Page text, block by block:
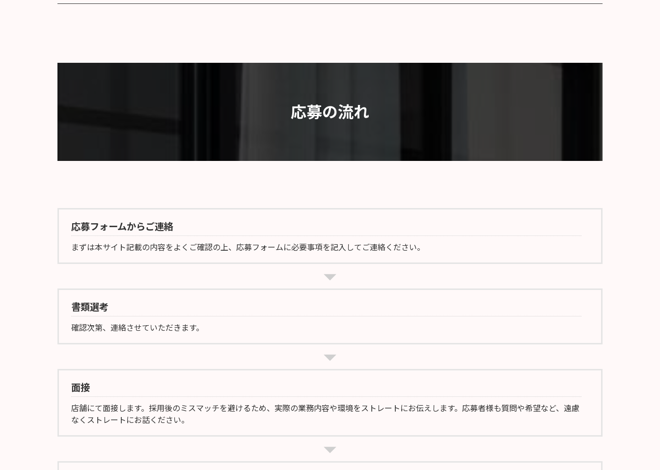
応募の流れ
応募フォームからご連絡
まずは本サイト記載の内容をよくご確認の上、応募フォームに必要事項を記入してご連絡ください。
書類選考
確認次第、連絡させていただきます。
面接
店舗にて面接します。採用後のミスマッチを避けるため、実際の業務内容や環境をストレートにお伝えします。応募者様も質問や希望など、遠慮
なくストレートにお話ください。